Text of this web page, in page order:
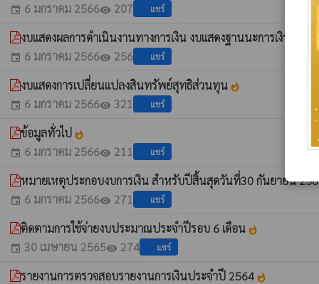
event 6 มกราคม 2566visibility 207 แชร์
งบแสดงผลการดำเนินงานทางการเงิน งบแสดงฐานนะการเงิน
event 6 มกราคม 2566visibility 256 แชร์
งบแสดงการเปลี่ยนแปลงสินทรัพย์สุทธิส่วนทุน whatshot
event 6 มกราคม 2566visibility 321 แชร์
ข้อมูลทั่วไป whatshot
event 6 มกราคม 2566visibility 211 แชร์
หมายเหตุประกอบงบการเงิน สำหรับปีสิ้นสุดวันที่30 กันยายน
event 6 มกราคม 2566visibility 271 แชร์
ติดตามการใช้จ่ายงบประมาณประจำปีรอบ 6 เดือน whatshot
event 30 เมษายน 2565visibility 274 แชร์
รายงานการตรวจสอบรายงานการเงินประจำปี 2564 whatshot